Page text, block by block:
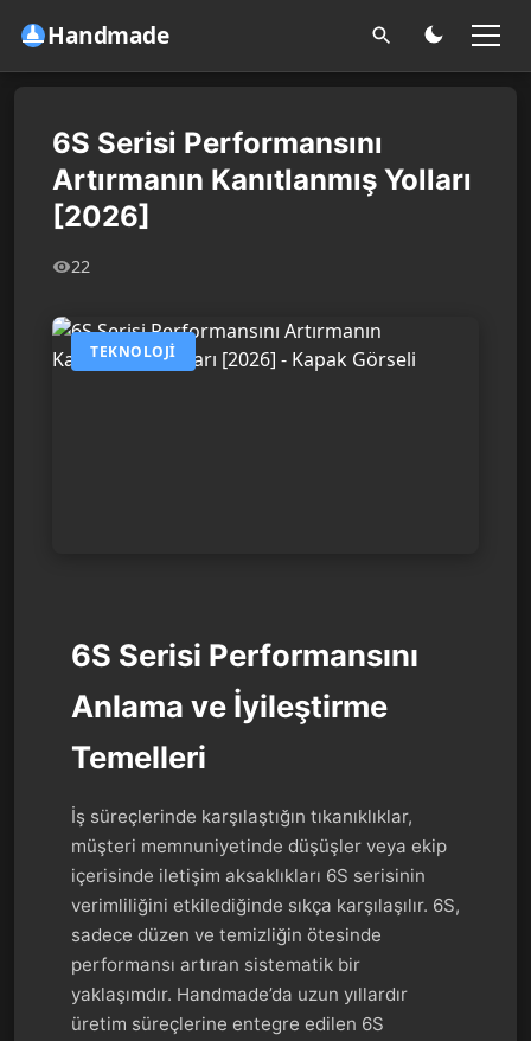
Handmade
6S Serisi Performansını
Artırmanın Kanıtlanmış Yolları
[2026]
22
TEKNOLOJI
6S Serisi Performansını
Anlama ve İyileştirme
Temelleri
İş süreçlerinde karşılaştığın tıkanıklıklar,
müşteri memnuniyetinde düşüşler veya ekip
içerisinde iletişim aksaklıkları 6S serisinin
verimliliğini etkilediğinde sıkça karşılaşılır. 6S,
sadece düzen ve temizliğin ötesinde
performansı artıran sistematik bir
yaklaşımdır. Handmade’da uzun yıllardır
üretim süreçlerine entegre edilen 6S